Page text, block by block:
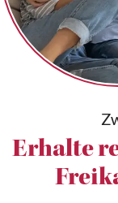
Erhalte